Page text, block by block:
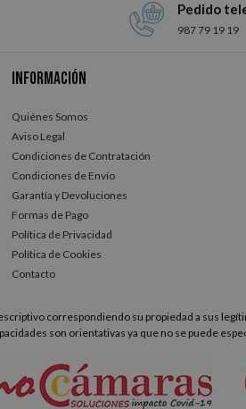
Pedido
987 79 19 19
Información
Quiénes Somos
Aviso Legal
Condiciones de Contratación
Condiciones de Envío
Garantía y Devoluciones
Formas de Pago
Política de Privacidad
Política de Cookies
Contacto
correspondiendo su propiedad a sus
son orientativas ya que no se puede